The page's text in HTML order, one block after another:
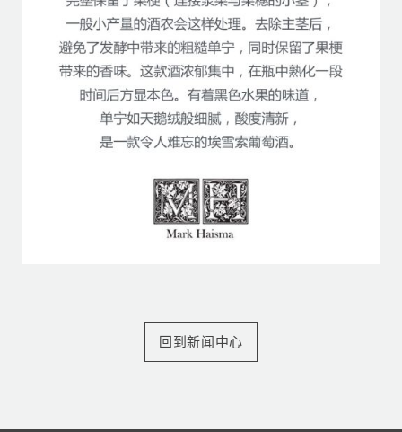
回到新闻中心